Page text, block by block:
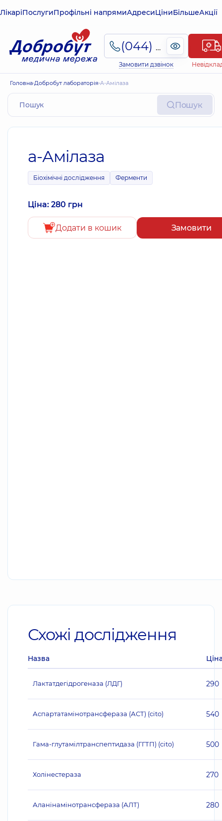
ЛікаріПослугиПрофільні напрямиАдресиЦіниБільшеАкції
(044) 495-2-888
Замовити дзвінок
Головна Добробут лабораторія a-Амілаза
Пошук
a-Амілаза
Біохімічні дослідження Ферменти
Ціна: 280 грн
Додати в кошик Замовити
Схожі дослідження
Назва
Лактатдегідрогеназа (ЛДГ) 290
Аспартатамінотрансфераза (АСТ) (cito) 540
Гама-глутамілтранспептидаза (ГГТП) (cito) 500
Холінестераза 270
Аланінамінотрансфераза (АЛТ) 280